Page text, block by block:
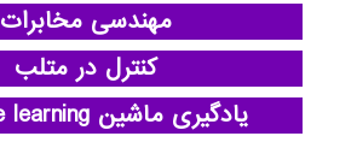
مهندسی مخابرات
کنترل در متلب
یادگیری ماشین machine learning